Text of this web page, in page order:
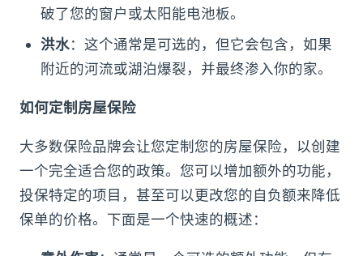
破了您的窗户或太阳能电池板。
洪水：这个通常是可选的，但它会包含，如果
附近的河流或湖泊爆裂，并最终渗入你的家。
如何定制房屋保险
大多数保险品牌会让您定制您的房屋保险，以创建
一个完全适合您的政策。您可以增加额外的功能，
投保特定的项目，甚至可以更改您的自负额来降低
保单的价格。下面是一个快速的概述：